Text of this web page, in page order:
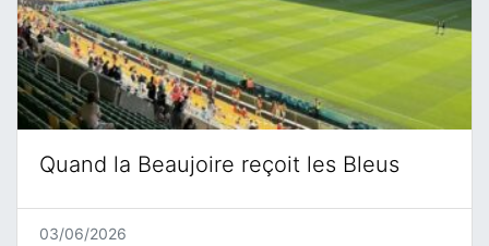
Quand la Beaujoire reçoit les Bleus
03/06/2026